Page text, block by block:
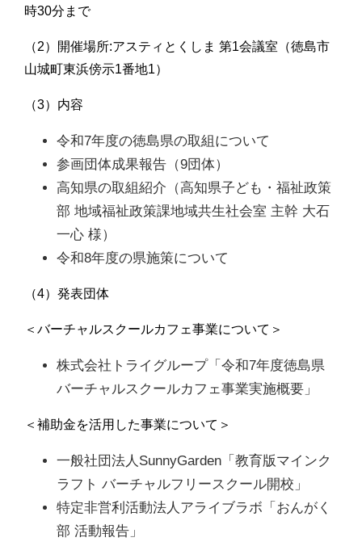
時30分まで
（2）開催場所:アスティとくしま 第1会議室（徳島市
山城町東浜傍示1番地1）
（3）内容
令和7年度の徳島県の取組について
参画団体成果報告（9団体）
高知県の取組紹介（高知県子ども・福祉政策
部 地域福祉政策課地域共生社会室 主幹 大石
一心 様）
令和8年度の県施策について
（4）発表団体
＜バーチャルスクールカフェ事業について＞
株式会社トライグループ「令和7年度徳島県
バーチャルスクールカフェ事業実施概要」
＜補助金を活用した事業について＞
一般社団法人SunnyGarden「教育版マインク
ラフト バーチャルフリースクール開校」
特定非営利活動法人アライブラボ「おんがく
部 活動報告」